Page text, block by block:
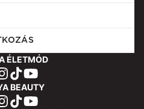
ÉLETMÓD
BEAUTY